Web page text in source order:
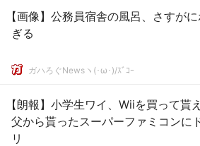
【画像】公務員宿舎の風呂、さすが
ぎる
ガハろぐNewsヽ(･ω･)/ｽﾞｺｰ
【朗報】小学生ワイ、Wiiを買って貰
父から貰ったスーパーファミコンに
リ